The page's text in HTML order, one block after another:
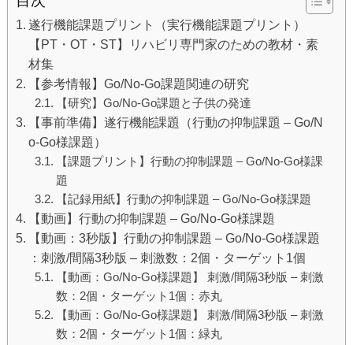
遂行機能課題プリント（実行機能課題プリント）
【PT・OT・ST】リハビリ専門家のための教材・素
材集
【参考情報】Go/No-Go課題関連の研究
【研究】Go/No-Go課題と子供の発達
【事前準備】遂行機能課題（行動の抑制課題 – Go/N
o-Go様課題）
【課題プリント】行動の抑制課題 – Go/No-Go様課
題
【記録用紙】行動の抑制課題 – Go/No-Go様課題
【動画】行動の抑制課題 – Go/No-Go様課題
【動画：3秒版】行動の抑制課題 – Go/No-Go様課題
：刺激/間隔3秒版 – 刺激数：2個・ターゲット1個
【動画：Go/No-Go様課題】 刺激/間隔3秒版 – 刺激
数：2個・ターゲット1個：赤丸
【動画：Go/No-Go様課題】 刺激/間隔3秒版 – 刺激
数：2個・ターゲット1個：緑丸